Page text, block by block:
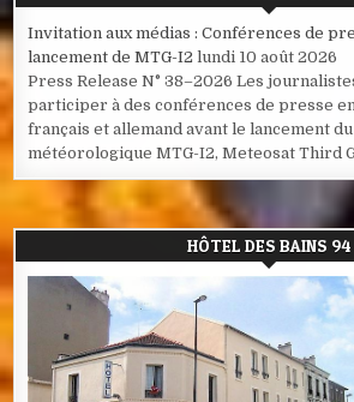
Invitation aux médias : Conférences de
lancement de MTG-I2 lundi 10 août 2026
Press Release N° 38–2026 Les
participer à des conférences de presse
français et allemand avant le lancement
météorologique MTG-I2, Meteosat Third
HÔTEL DES BAINS 94